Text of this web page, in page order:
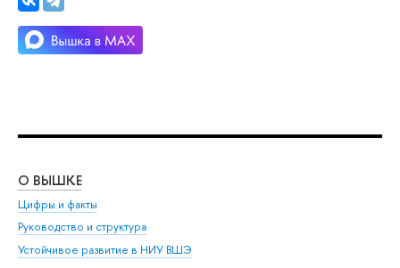
О ВЫШКЕ
Цифры и факты
Руководство и структура
Устойчивое развитие в НИУ ВШЭ